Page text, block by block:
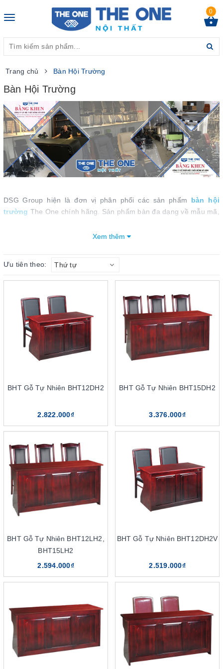
Toggle
0
Trang chủ Bàn Hội Trường
Bàn Hội Trường
DSG Group hiện là đơn vị phân phối các sản phẩm bàn hội
trường The One chính hãng. Sản phẩm bàn đa dạng về mẫu mã,
đánh giá cao về độ bền khi được sản xuất trên dây chuyền công
3 điểm khác biệt làm nên chất lượng của bàn hội
trường The One
Chất liệu sản xuất cao cấp, đa dạng
Độ bền, tuổi thọ cao
Giá thành bàn hội trường phải chăng
Bàn hội trường gỗ tự nhiên The One
Bàn hội trường chân sắt The One
Địa chỉ nhà phân phối bàn hội trường chính hãng The
One
Nhà phân phối The One tại Hà Nội
Nhà phân phối nội thất The One tại TP.HCM
Bàn hội trường là sản phẩm nội thất được nhiều đơn vị doanh
nghiệp lựa chọn
3 điểm khác biệt làm nên chất
lượng của bàn hội trường The
Xem thêm
Ưu tiên theo: Thứ tự
BHT Gỗ Tự Nhiên BHT12DH2
2.822.000₫
BHT Gỗ Tự Nhiên BHT15DH2
3.376.000₫
BHT Gỗ Tự Nhiên BHT12LH2,
BHT15LH2
2.594.000₫
BHT Gỗ Tự Nhiên BHT12DH2V
2.519.000₫